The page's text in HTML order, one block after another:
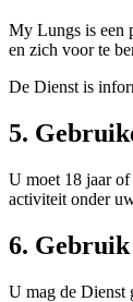
My Lungs is een
en zich voor te
De Dienst is
5.
U moet 18 jaar
activiteit onder
6. Gebruik
U mag de Dienst